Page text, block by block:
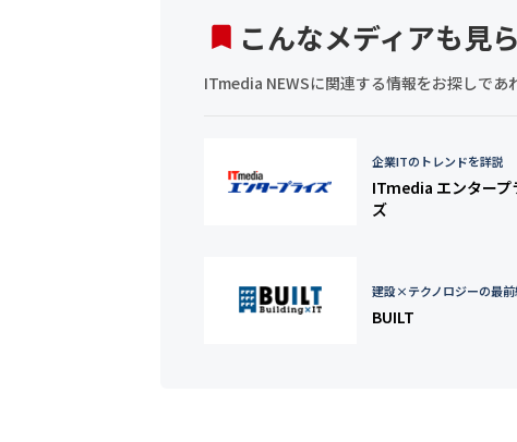
こんなメディアも見
ITmedia NEWSに関連する情報をお探しであ
企業ITのトレンドを詳説
ITmedia エンタープ
ズ
建設×テクノロジーの最前
BUILT